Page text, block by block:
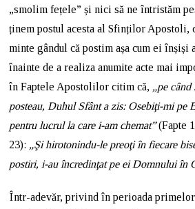
„smolim fețele” și nici să ne întristăm
ținem postul acesta al Sfinților Apostoli,
minte gândul că postim așa cum ei înșiși
înainte de a realiza anumite acte mai
în Faptele Apostolilor citim că, „pe
posteau, Duhul Sfânt a zis: Osebiţi-mi pe
pentru lucrul la care i-am chemat”(Fapte
23): „Şi hirotonindu-le preoţi în fiecare
postiri, i-au încredinţat pe ei Domnului în
Într-adevăr, privind în perioada